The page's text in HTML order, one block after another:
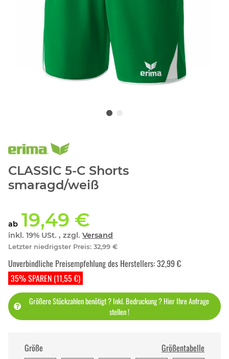
CLASSIC 5-C Shorts
smaragd/weiß
ab 19,49 €
inkl. 19% USt. , zzgl. Versand
Letzter niedrigster Preis: 32,99 €
35% SPAREN (11,55 €)
Unverbindliche Preisempfehlung des Herstellers:32,99 €
Größere Stückzahlen benötigt ? Inkl. Bedruckung ? Hier Ihre Anfrage
stellen !
Größe
Größentabelle